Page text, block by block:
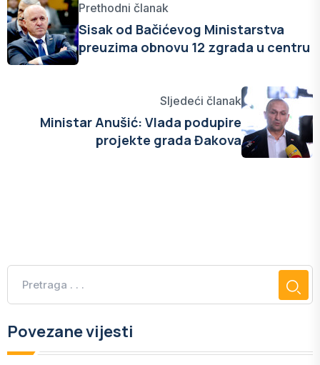
Prethodni članak
Sisak od Bačićevog Ministarstva
preuzima obnovu 12 zgrada u centru
Sljedeći članak
Ministar Anušić: Vlada podupire
projekte grada Đakova
Povezane vijesti